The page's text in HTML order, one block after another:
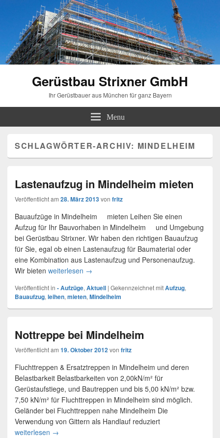
Gerüstbau Strixner GmbH
Ihr Gerüstbauer aus München für ganz Bayern
Menu
SCHLAGWÖRTER-ARCHIV: MINDELHEIM
Lastenaufzug in Mindelheim mieten
Veröffentlicht am 28. März 2013von fritz
Bauaufzüge in Mindelheim mieten Leihen Sie einen
Aufzug für Ihr Bauvorhaben in Mindelheim und Umgebung
bei Gerüstbau Strixner. Wir haben den richtigen Bauaufzug
für Sie, egal ob einen Lastenaufzug für Baumaterial oder
eine Kombination aus Lastenaufzug und Personenaufzug.
Wir bieten weiterlesen Lastenaufzug in Mindelheim mieten
→
Veröffentlicht in - Aufzüge, Aktuell | Gekennzeichnet mitAufzug,
Bauaufzug, leihen, mieten, Mindelheim
Nottreppe bei Mindelheim
Veröffentlicht am 19. Oktober 2012von fritz
Fluchttreppen & Ersatztreppen in Mindelheim und deren
Belastbarkeit Belastbarkeiten von 2,00kN/m² für
Gerüstaufstiege, und Bautreppen und bis 5,00 kN/m² bzw.
7,50 kN/m² für Fluchttreppen in Mindelheim sind möglich.
Geländer bei Fluchttreppen nahe Mindelheim Die
Verwendung von Gittern als Handlauf reduziert
weiterlesen Nottreppe bei Mindelheim
→